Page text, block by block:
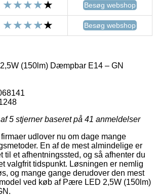
Besøg webshop
Besøg webshop
(150lm) Dæmpbar E14 – GN
5 stjerner baseret på 41 anmeldelser
udlover nu om dage mange
En af de mest almindelige er
til et afhentningssted, og så afhenter du
valgfrit tidspunkt. Løsningen er nemlig
og mange gange derudover den mest
ved køb af Pære LED 2,5W (150lm)